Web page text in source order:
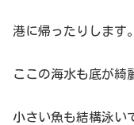
港に帰ったりします。
ここの海水も底が綺
小さい魚も結構泳い